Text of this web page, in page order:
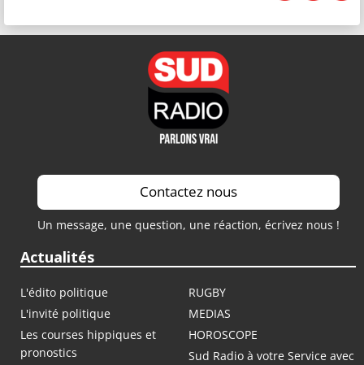
Contactez nous
Un message, une question, une réaction, écrivez nous !
Actualités
L'édito politique
RUGBY
L'invité politique
MEDIAS
Les courses hippiques et
pronostics
HOROSCOPE
Sud Radio à votre Service avec